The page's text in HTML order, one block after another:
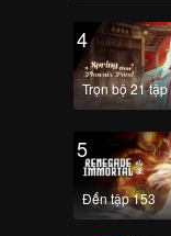
116
118
120
4
Trọn bộ 21 tập
5
Đến tập 153